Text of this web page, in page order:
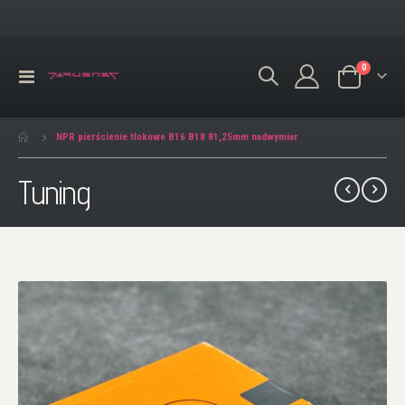
Przełącznik
Koszyk
0produkty/
NPR pierścienie tłokowe B16 B18 81,25mm nadwymiar
Tuning
galerii